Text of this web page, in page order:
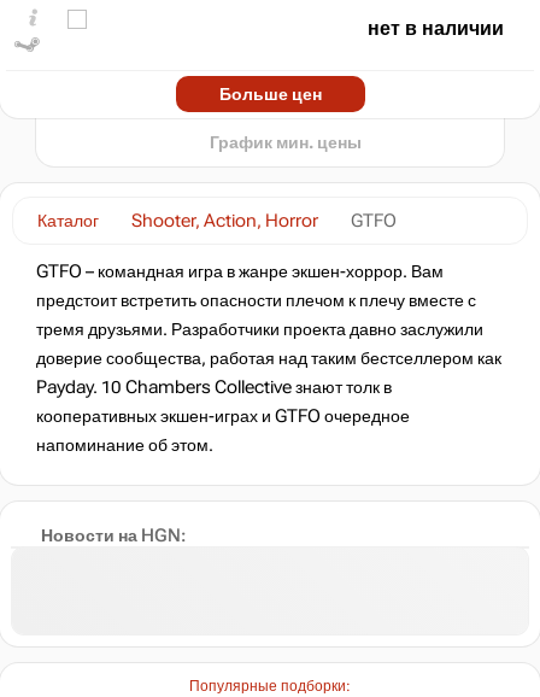
Новости на HGN:
Популярные подборки:
Каталог Shooter, Action, Horror GTFO
GTFO – командная игра в жанре экшен-хоррор. Вам
предстоит встретить опасности плечом к плечу вместе с
тремя друзьями. Разработчики проекта давно заслужили
доверие сообщества, работая над таким бестселлером как
Payday. 10 Chambers Collective знают толк в
кооперативных экшен-играх и GTFO очередное
напоминание об этом.
нет в наличии
нет в наличии
нет в наличии
Больше цен
2022 2024
800
График мин. цены